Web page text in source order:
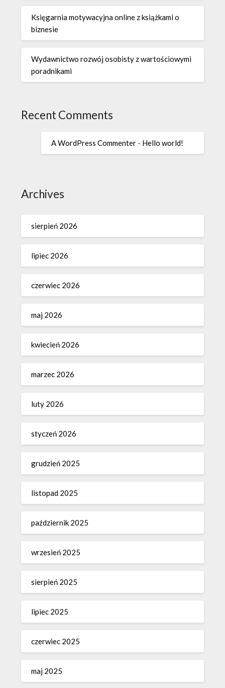
Księgarnia motywacyjna online z książkami o
biznesie
Wydawnictwo rozwój osobisty z wartościowymi
poradnikami
Recent Comments
A WordPress Commenter - Hello world!
Archives
sierpień 2026
lipiec 2026
czerwiec 2026
maj 2026
kwiecień 2026
marzec 2026
luty 2026
styczeń 2026
grudzień 2025
listopad 2025
październik 2025
wrzesień 2025
sierpień 2025
lipiec 2025
czerwiec 2025
maj 2025